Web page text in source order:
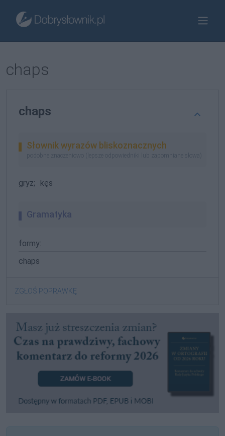
chaps
chaps
Słownik wyrazów bliskoznacznych
podobne znaczeniowo (lepsze odpowiedniki lub zapomniane słowa)
gryz; kęs
Gramatyka
formy:
chaps
ZGŁOŚ POPRAWKĘ